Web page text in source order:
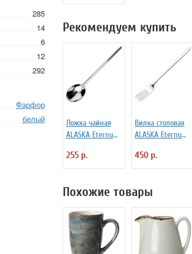
285
14
6
12
292
Фарфор
белый
Любовь
Рекомендуем купить
Ложка чайная
ALASKA Eternum
255 р.
Вилка столовая
ALASKA Eternum
450 р.
Похожие товары